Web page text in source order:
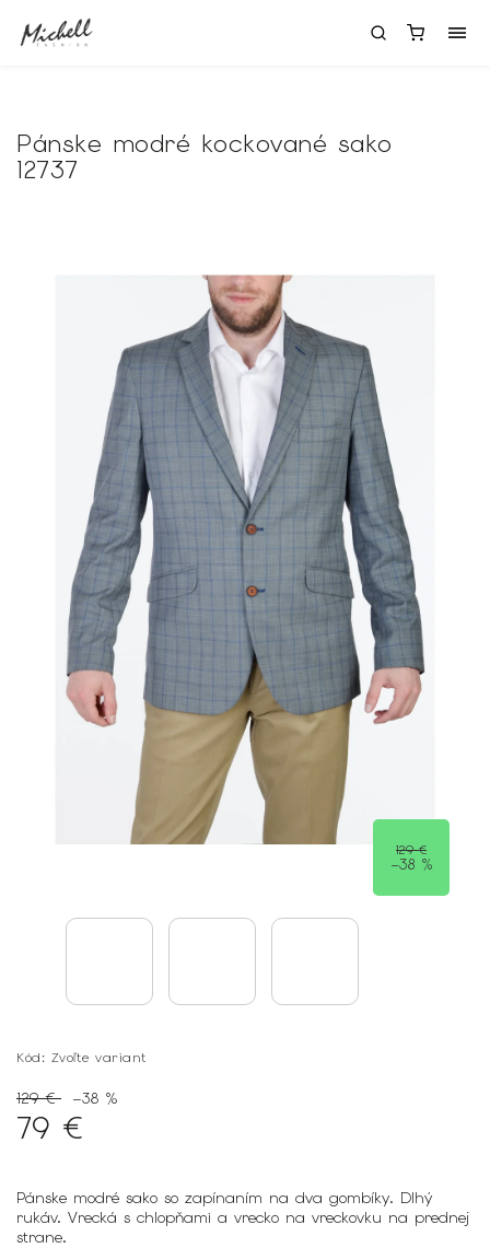
Pánske modré kockované sako
12737
129 €
–38 %
Kód: Zvoľte variant
129 € –38 %
79 €
Pánske modré sako so zapínaním na dva gombíky. Dlhý
rukáv. Vrecká s chlopňami a vrecko na vreckovku na prednej
strane.